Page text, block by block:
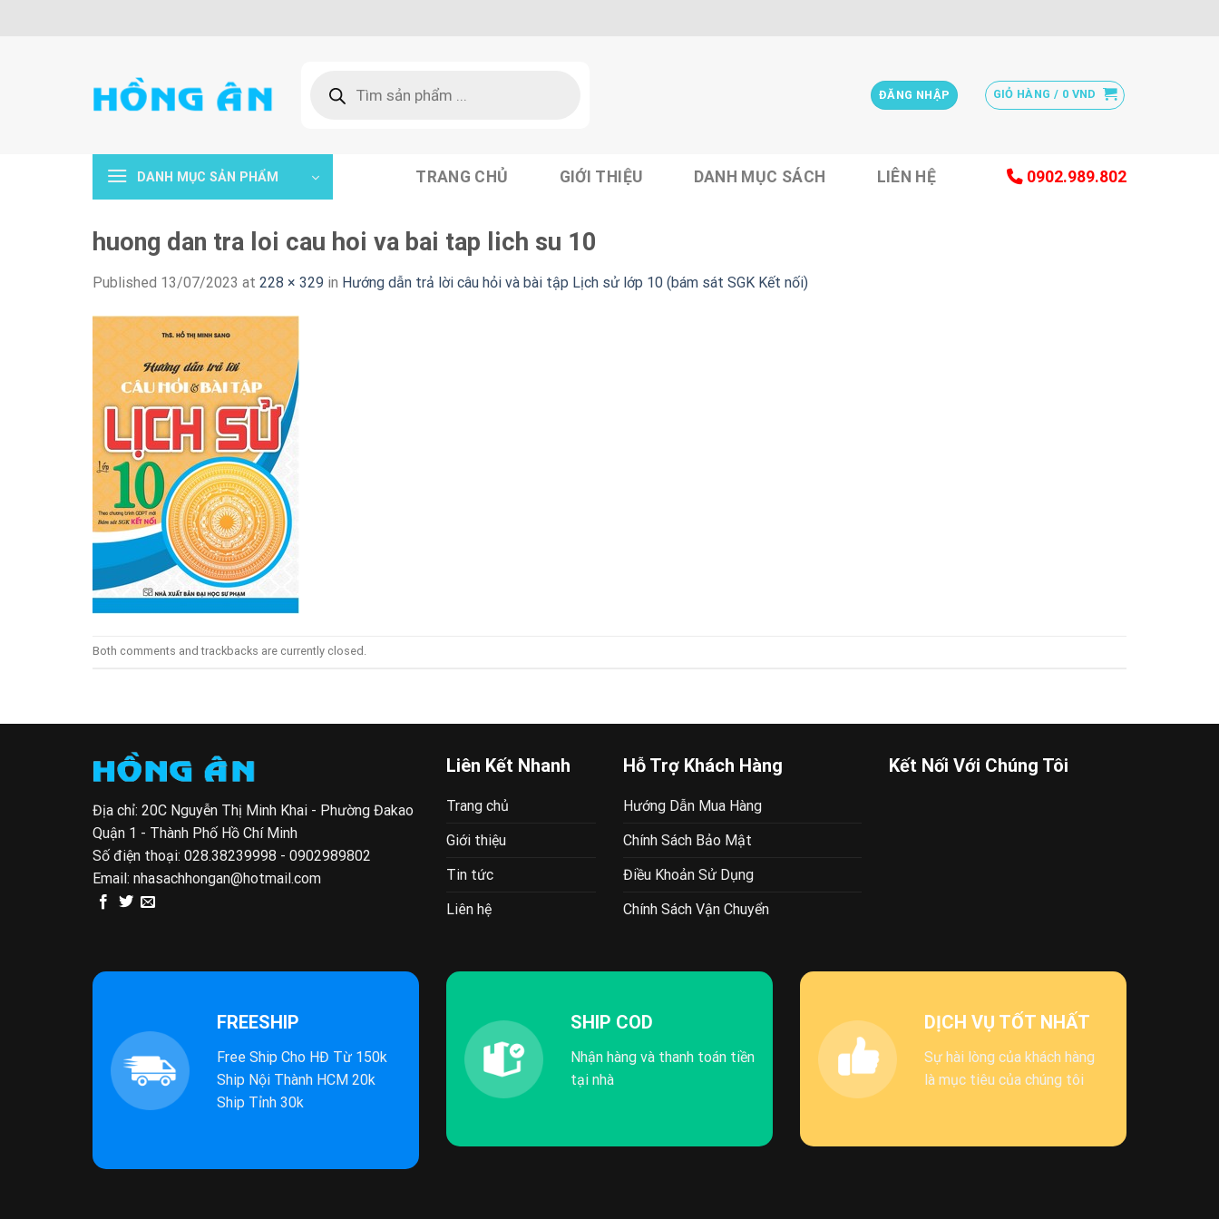
kiếm
ĐĂNG NHẬP GIỎ HÀNG / 0 VND
DANH MỤC SẢN PHẨM TRANG CHỦ GIỚI THIỆU DANH MỤC SÁCH LIÊN HỆ 0902.989.802
huong dan tra loi cau hoi va bai tap lich su 10
Published 13/07/2023 at 228 × 329 in Hướng dẫn trả lời câu hỏi và bài tập Lịch sử lớp 10 (bám sát SGK Kết nối)
Both comments and trackbacks are currently closed.
Địa chỉ: 20C Nguyễn Thị Minh Khai - Phường Đakao
Quận 1 - Thành Phố Hồ Chí Minh
Số điện thoại: 028.38239998 - 0902989802
Email: nhasachhongan@hotmail.com
Liên Kết Nhanh
Trang chủ
Giới thiệu
Tin tức
Liên hệ
Hỗ Trợ Khách Hàng
Hướng Dẫn Mua Hàng
Chính Sách Bảo Mật
Điều Khoản Sử Dụng
Chính Sách Vận Chuyển
Kết Nối Với Chúng Tôi
FREESHIP
Free Ship Cho HĐ Từ 150k
Ship Nội Thành HCM 20k
Ship Tỉnh 30k
SHIP COD
Nhận hàng và thanh toán tiền
tại nhà
DỊCH VỤ TỐT NHẤT
Sự hài lòng của khách hàng
là mục tiêu của chúng tôi